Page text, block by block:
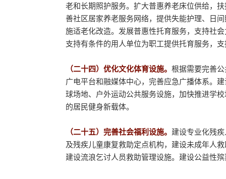
老和长期照护服务。扩大普惠养老床位供给，
善社区居家养老服务网络，提供失能护理、日
施适老化改造。发展普惠性托育服务，支持社
支持有条件的用人单位为职工提供托育服务，
（二十四）优化文化体育设施。 根据需要完善
广电平台和融媒体中心，完善应急广播体系。
球场地、户外运动公共服务设施，加快推进学
的居民健身新载体。
（二十五）完善社会福利设施。 建设专业化残
及残疾儿童康复救助定点机构，建设未成年人
建设流浪乞讨人员救助管理设施。建设公益性